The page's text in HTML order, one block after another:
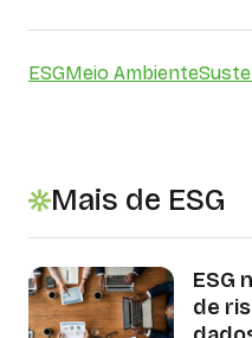
ESGMeio Ambiente
Mais de ESG
ESG
de